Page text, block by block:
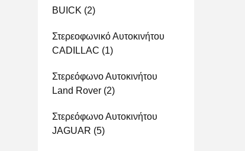
BUICK (2)
Στερεοφωνικό Αυτοκινήτου
CADILLAC (1)
Στερεόφωνο Αυτοκινήτου
Land Rover (2)
Στερεόφωνο Αυτοκινήτου
JAGUAR (5)